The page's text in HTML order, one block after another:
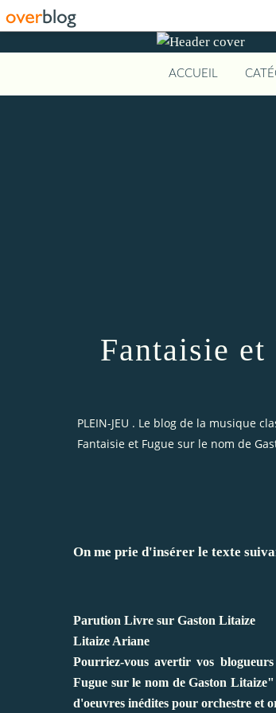
ACCUEIL
Fantaisie et
PLEIN-JEU . Le blog de la musique
Fantaisie et Fugue sur le nom de
On me prie d'insérer le texte
Parution Livre sur Gaston Litaize
Litaize Ariane
Pourriez-vous avertir vos
Fugue sur le nom de Gaston
d'oeuvres inédites pour orchestre et